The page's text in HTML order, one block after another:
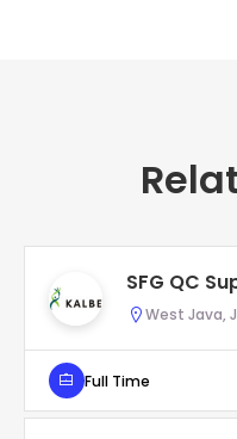
SFG QC
West Java,
Full Time